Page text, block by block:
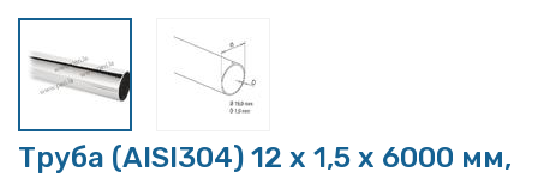
Труба (AISI304) 12 х 1,5 х 6000 мм,